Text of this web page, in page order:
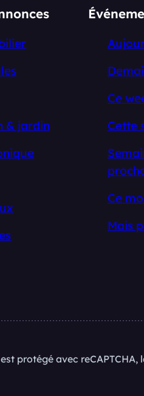
& jardin
Ce
Cette
Ce
Mois
protégé avec reCAPTCHA,